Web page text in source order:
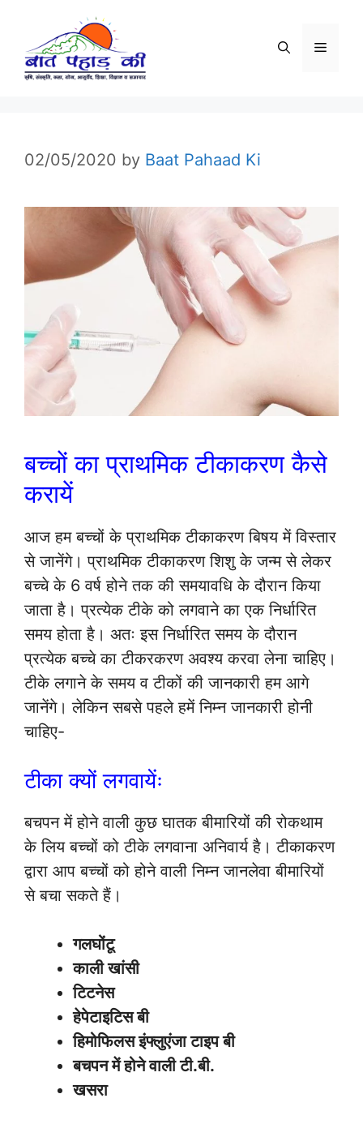
content
Menu
02/05/2020 by Baat Pahaad Ki
बच्चों का प्राथमिक टीकाकरण कैसे
करायें
आज हम बच्चों के प्राथमिक टीकाकरण बिषय में विस्तार
से जानेंगे। प्राथमिक टीकाकरण शिशु के जन्म से लेकर
बच्चे के 6 वर्ष होने तक की समयावधि के दौरान किया
जाता है। प्रत्येक टीके को लगवाने का एक निर्धारित
समय होता है। अतः इस निर्धारित समय के दौरान
प्रत्येक बच्चे का टीकरकरण अवश्य करवा लेना चाहिए।
टीके लगाने के समय व टीकों की जानकारी हम आगे
जानेंगे। लेकिन सबसे पहले हमें निम्न जानकारी होनी
चाहिए-
टीका क्यों लगवायेंः
बचपन में होने वाली कुछ घातक बीमारियों की रोकथाम
के लिय बच्चों को टीके लगवाना अनिवार्य है। टीकाकरण
द्वारा आप बच्चों को होने वाली निम्न जानलेवा बीमारियों
से बचा सकते हैं।
गलघोंटू
काली खांसी
टिटनेस
हेपेटाइटिस बी
हिमोफिलस इंफ्लुएंजा टाइप बी
बचपन में होने वाली टी.बी.
खसरा